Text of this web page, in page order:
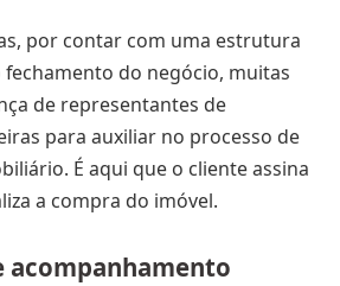
por contar com uma estrutura
do negócio, muitas
de representantes de
para auxiliar no processo de
É aqui que o cliente assina
a compra do imóvel.
acompanhamento